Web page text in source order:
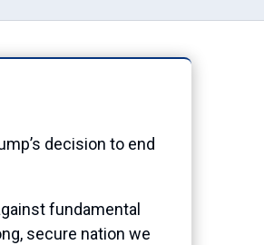
decision to end
fundamental
secure nation we